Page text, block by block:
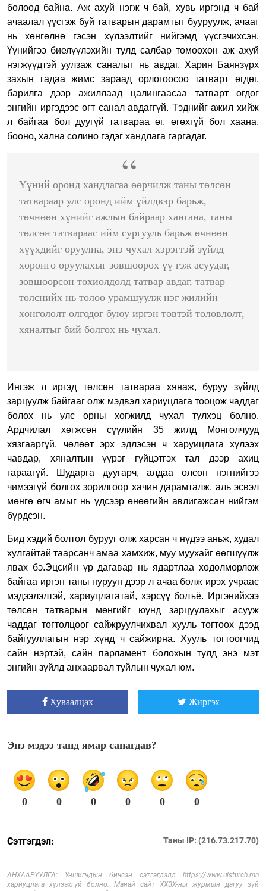
болоод байна. Аж ахуй нэгж ч бай, хувь иргэнд ч бай
ачаалал үүсгэж буй татварын дарамтыг бууруулж, ачааг
нь хөнгөлнө гэсэн хүлээлтийг нийгэмд үүсгэчихсэн.
Үүнийгээ биелүүлэхийн тулд салбар томоохон аж ахуй
нэгжүүдтэй уулзаж саналыг нь авдаг. Харин Баянзүрх
захын гадаа жимс зараад орлогоосоо татварт өгдөг,
барилга дээр ажиллаад цалингаасаа татварт өгдөг
энгийн иргэдээс огт санал авдаггүй. Тэднийг ажил хийж
л байгаа бол дуугүй татвараа өг, өгөхгүй бол хаана,
бооно, хална солино гэдэг хандлага гаргадаг.
Үүний оронд хандлагаа өөрчилж таны төлсөн
татвараар улс оронд ийм үйлдвэр барьж,
төчнөөн хүнийг ажлын байраар хангана, таны
төлсөн татвараас ийм сургууль барьж өчнөөн
хүүхдийг оруулна, энэ чухал хэрэгтэй зүйлд
хөрөнгө оруулахыг зөвшөөрөх үү гэж асуудаг,
зөвшөөрсөн тохиолдолд татвар авдаг, татвар
төлснийх нь төлөө урамшуулж нэг жилийн
хөнгөлөлт олгодог буюу иргэн төвтэй төлөвлөлт,
хяналтыг бий болгох нь чухал.
Ингэж л иргэд төлсөн татвараа хянаж, буруу зүйлд
зарцуулж байгааг олж мэдвэл хариуцлага тооцож чаддаг
болох нь улс орны хөгжилд чухал түлхэц болно.
Ардчилал хөгжсөн сүүлийн 35 жилд Монголчууд
хязгааргүй, чөлөөт эрх эдлэсэн ч харуицлага хүлээх
чавдар, хяналтын үүрэг гүйцэтгэх тал дээр ахиц
гараагүй. Шударга дуугарч, алдаа олсон нэгнийгээ
чимээгүй болгох зорилгоор хачин дарамталж, аль эсвэл
мөнгө өгч амыг нь үдсээр өнөөгийн авлигажсан нийгэм
бүрдсэн.
Бид хэдий болтол бурууг олж харсан ч нүдээ аньж, худал
хулгайтай таарсанч амаа хамхиж, муу муухайг өөгшүүлж
явах бэ.Эцсийн үр дагавар нь ядартлаа хөдөлмөрлөж
байгаа иргэн таны нуруун дээр л ачаа болж ирэх учраас
мэдээлэлтэй, хариуцлагатай, хэрсүү болъё. Иргэнийхээ
төлсөн татварын мөнгийг юунд зарцуулахыг асууж
чаддаг тогтолцоог сайжруулчихвал хууль тогтоох дээд
байгууллагын нэр хүнд ч сайжирна. Хууль тогтоогчид
сайн нэртэй, сайн парламент болохын тулд энэ мэт
энгийн зүйлд анхаарвал туйлын чухал юм.
Хуваалцах Жиргэх
Энэ мэдээ танд ямар санагдав?
0 0 0 0 0 0
Сэтгэгдэл: Таны IP: (216.73.217.70)
АНХААРУУЛГА: Уншигчдын бичсэн сэтгэгдэлд https://www.ulsturch.mn
хариуцлага хүлээхгүй болно. Манай сайт ХХЗХ-ны журмын дагуу зүй